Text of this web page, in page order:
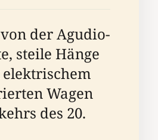
der Agudio-
steile Hänge
Wagen
des 20.